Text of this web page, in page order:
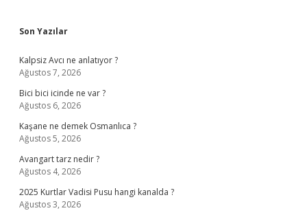
Sidebar
Son Yazılar
Kalpsiz Avcı ne anlatıyor ?
Ağustos 7, 2026
Bici bici icinde ne var ?
Ağustos 6, 2026
Kaşane ne demek Osmanlıca ?
Ağustos 5, 2026
Avangart tarz nedir ?
Ağustos 4, 2026
2025 Kurtlar Vadisi Pusu hangi kanalda ?
Ağustos 3, 2026